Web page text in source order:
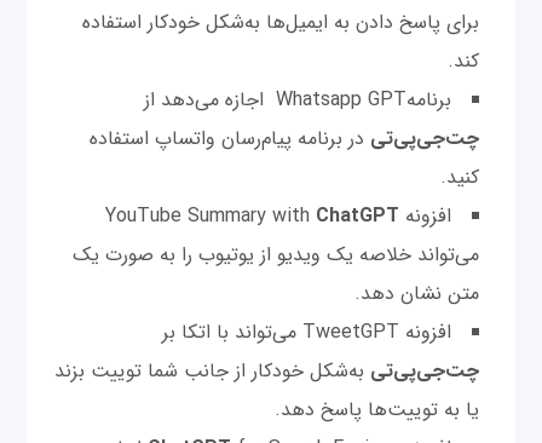
برای پاسخ دادن به ایمیل‌ها به‌شکل خودکار استفاده
کند.
برنامهWhatsapp GPT اجازه می‌دهد از
چت‌‌جی‌پی‌تی در برنامه پیام‌رسان واتساپ استفاده
کنید.
افزونه YouTube Summary with ChatGPT
می‌تواند خلاصه یک ویدیو از یوتیوب را به صورت یک
متن نشان دهد.
افزونه TweetGPT می‌تواند با اتکا بر
چت‌‌جی‌پی‌تی به‌شکل خودکار از جانب شما توییت‌ بزند
یا به توییت‌ها پاسخ دهد.